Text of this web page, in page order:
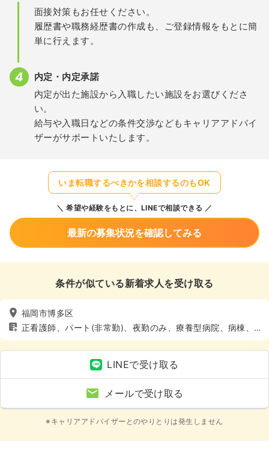
面接対策もお任せください。
履歴書や職務経歴書の作成も、ご登録情報をもとに簡
単に行えます。
内定・内定承諾
内定が出た施設から入職したい施設をお選びくださ
い。
給与や入職日などの条件交渉などもキャリアアドバイ
ザーがサポートいたします。
いま転職するべきかを相談するのもOK
希望や経験をもとに、LINEで相談できる
最新の募集状況を確認してみる
条件が似ている新着求人を受け取る
福岡市博多区
正看護師、パート(非常勤)、夜勤のみ、療養型病院、病棟、4
週8休以上
LINEで受け取る
メールで受け取る
※キャリアアドバイザーとのやりとりは発生しません